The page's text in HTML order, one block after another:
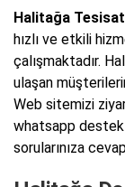
Halitağa
hızlı ve etkili
çalışmaktadır.
ulaşan
Web sitemizi
whatsapp
sorularınıza